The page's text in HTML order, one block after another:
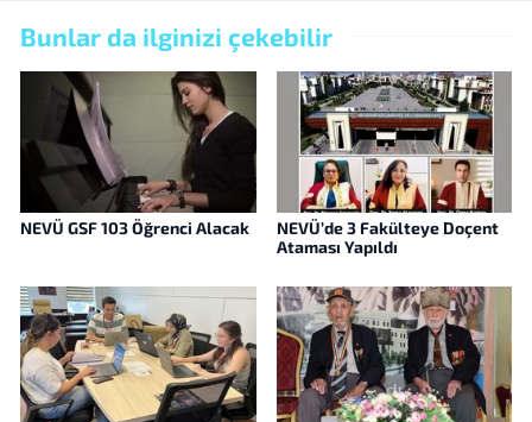
Bunlar da ilginizi çekebilir
NEVÜ GSF 103 Öğrenci Alacak
NEVÜ’de 3 Fakülteye Doçent
Ataması Yapıldı